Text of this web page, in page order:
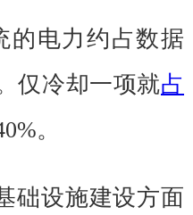
的电力约占数据
仅冷却一项就占
。
础设施建设方面